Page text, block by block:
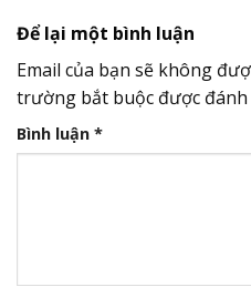
Để lại một bình luận
Email của bạn sẽ không
trường bắt buộc được đánh
Bình luận *